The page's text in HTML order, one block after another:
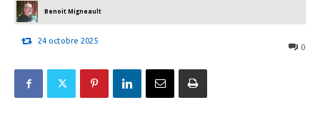
Benoit Migneault
24 octobre 2025
0